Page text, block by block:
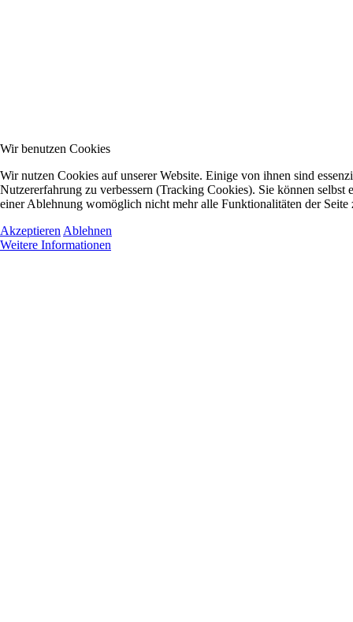
Wir benutzen Cookies
Wir nutzen Cookies auf unserer Website. Einige von ihnen sind
Nutzererfahrung zu verbessern (Tracking Cookies). Sie können selbst
einer Ablehnung womöglich nicht mehr alle Funktionalitäten der Seite
Akzeptieren Ablehnen
Weitere Informationen